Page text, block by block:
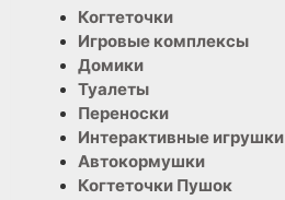
Когтеточки
Игровые комплексы
Домики
Туалеты
Переноски
Интерактивные игрушки
Автокормушки
Когтеточки Пушок